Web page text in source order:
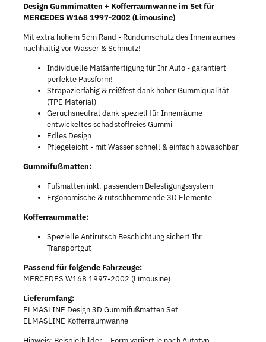
Design Gummimatten + Kofferraumwanne im Set für
MERCEDES W168 1997-2002 (Limousine)
Mit extra hohem 5cm Rand - Rundumschutz des Innenraumes
nachhaltig vor Wasser & Schmutz!
Individuelle Maßanfertigung für Ihr Auto - garantiert
perfekte Passform!
Strapazierfähig & reißfest dank hoher Gummiqualität
(TPE Material)
Geruchsneutral dank speziell für Innenräume
entwickeltes schadstoffreies Gummi
Edles Design
Pflegeleicht - mit Wasser schnell & einfach abwaschbar
Gummifußmatten:
Fußmatten inkl. passendem Befestigungssystem
Ergonomische & rutschhemmende 3D Elemente
Kofferraummatte:
Spezielle Antirutsch Beschichtung sichert Ihr
Transportgut
Passend für folgende Fahrzeuge:
MERCEDES W168 1997-2002 (Limousine)
Lieferumfang:
ELMASLINE Design 3D Gummifußmatten Set
ELMASLINE Kofferraumwanne